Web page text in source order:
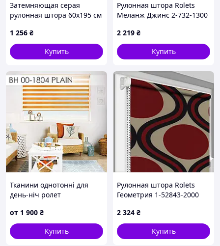
Затемняющая серая
рулонная штора 60x195 см
1 256 ₴
Купить
Рулонная штора Rolets
Меланж Джинс 2-732-1300
Светло-серая
2 219 ₴
Купить
Тканини однотонні для
день-ніч ролет
от 1 900 ₴
Купить
Рулонная штора Rolets
Геометрия 1-52843-2000
Красно-бежевая
2 324 ₴
Купить